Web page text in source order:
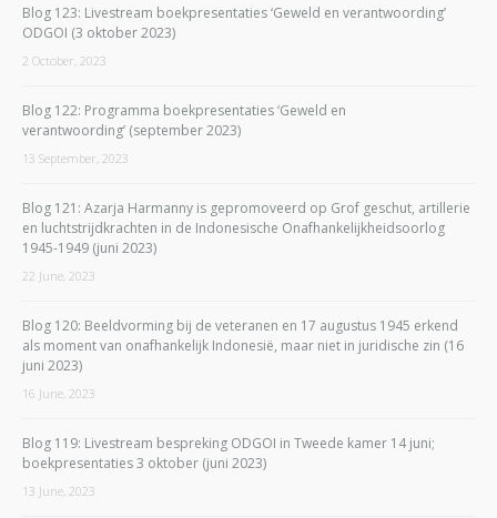
Blog 123: Livestream boekpresentaties ‘Geweld en verantwoording’
ODGOI (3 oktober 2023)
2 October, 2023
Blog 122: Programma boekpresentaties ‘Geweld en
verantwoording’ (september 2023)
13 September, 2023
Blog 121: Azarja Harmanny is gepromoveerd op Grof geschut, artillerie
en luchtstrijdkrachten in de Indonesische Onafhankelijkheidsoorlog
1945-1949 (juni 2023)
22 June, 2023
Blog 120: Beeldvorming bij de veteranen en 17 augustus 1945 erkend
als moment van onafhankelijk Indonesië, maar niet in juridische zin (16
juni 2023)
16 June, 2023
Blog 119: Livestream bespreking ODGOI in Tweede kamer 14 juni;
boekpresentaties 3 oktober (juni 2023)
13 June, 2023